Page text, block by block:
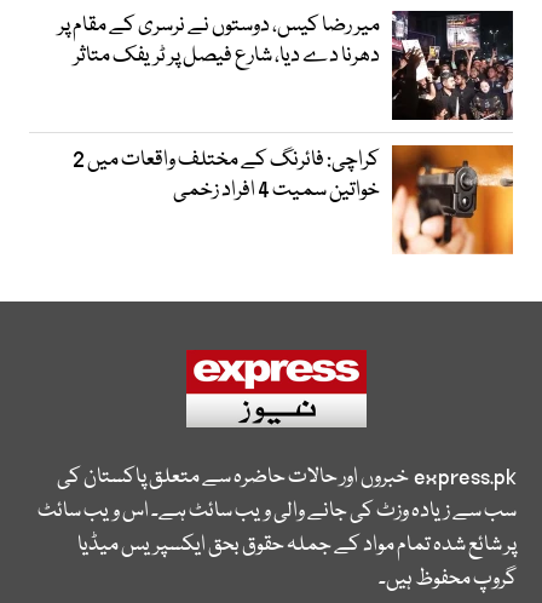
میر رضا کیس، دوستوں نے نرسری کے مقام پر
دھرنا دے دیا، شارع فیصل پر ٹریفک متاثر
کراچی: فائرنگ کے مختلف واقعات میں 2
خواتین سمیت 4 افراد زخمی
express.pkخبروں اور حالات حاضرہ سے متعلق پاکستان کی
سب سے زیادہ وزٹ کی جانے والی ویب سائٹ ہے۔ اس ویب سائٹ
پر شائع شدہ تمام مواد کے جملہ حقوق بحق ایکسپریس میڈیا
گروپ محفوظ ہیں۔